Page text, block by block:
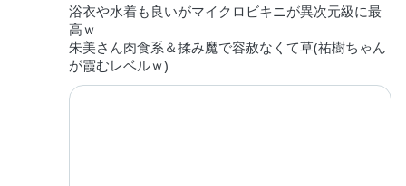
浴衣や水着も良いがマイクロビキニが異次元級に最
高ｗ
朱美さん肉食系＆揉み魔で容赦なくて草(祐樹ちゃん
が霞むレベルｗ)